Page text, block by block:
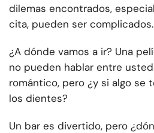
dilemas encontrados,
cita, pueden ser complicados.
¿A dónde vamos a ir? Una
no pueden hablar entre
romántico, pero ¿y si algo se
los dientes?
Un bar es divertido, pero